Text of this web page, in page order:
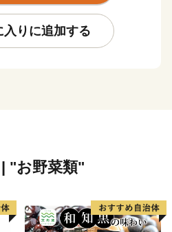
、
甘みの強い名産の落花生など
＝
を開設しました！】
入りに追加する
"お野菜類"